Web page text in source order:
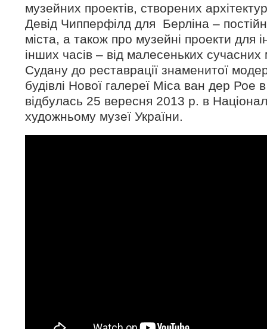
музейних проектів, створених
Девід Чипперфілд для Берліна –
міста, а також про музейні проекти для
інших часів – від малесеньких сучасних
Судану до реставрації знаменитої
будівлі Нової галереї Міса ван дер Рое в
відбулась 25 вересня 2013 р. в
художньому музеї України.